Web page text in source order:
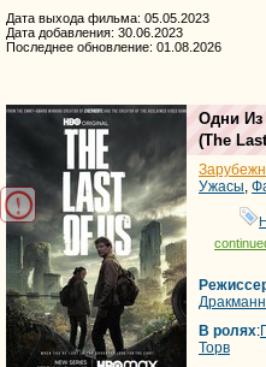
Дата выхода фильма: 05.05.2023
Дата добавления: 30.06.2023
Последнее обновление: 01.08.2026
Одни Из
(The
Ужасы,
Дракманн
В ролях:
Торв